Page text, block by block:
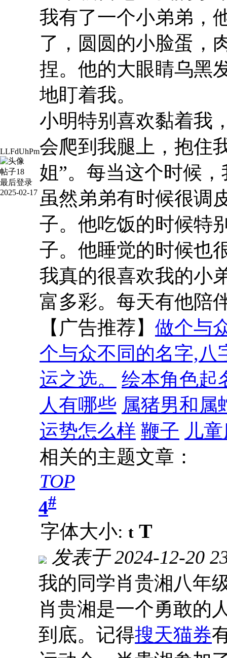
LLFdUhPm
帖子18
最后登录
2025-02-17
我有了一个小弟弟，
了，圆圆的小脸蛋，
捏。他的大眼睛乌黑
地盯着我。
小明特别喜欢黏着我
会爬到我腿上，抱住
姐”。每当这个时候
虽然弟弟有时候很调
子。他吃饭的时候特
子。他睡觉的时候也
我真的很喜欢我的小
富多彩。每天有他陪
【广告推荐】 做个与
个与众不同的名字,八
运之选。
绘本角色起
人有哪些 属猪男和属
运势怎么样 鞭子 儿
相关的主题文章：
TOP
4#
字体大小: t T
发表于2024-12-20
我的同学肖贵湘八年
肖贵湘是一个勇敢的
到底。记得搜天猫券